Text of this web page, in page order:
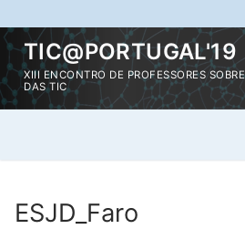
Saltar
para
conteúdo
TIC@PORTUGAL'19
XIII ENCONTRO DE PROFESSORES
DAS TIC
ESJD_Faro